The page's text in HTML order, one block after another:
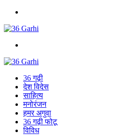
36 गढ़ी
देश विदेस
साहित्य
मनोरंजन
हमर अगुवा
36 गढ़ी फोटू
विविध